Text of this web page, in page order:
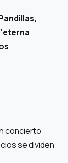
concierto
se dividen